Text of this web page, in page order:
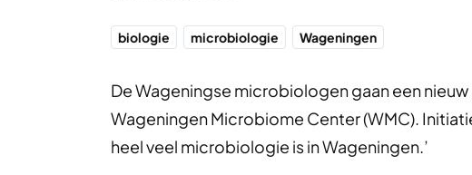
biologie microbiologie Wageningen
De Wageningse microbiologen gaan een
Wageningen Microbiome Center (WMC).
heel veel microbiologie is in Wageningen.’